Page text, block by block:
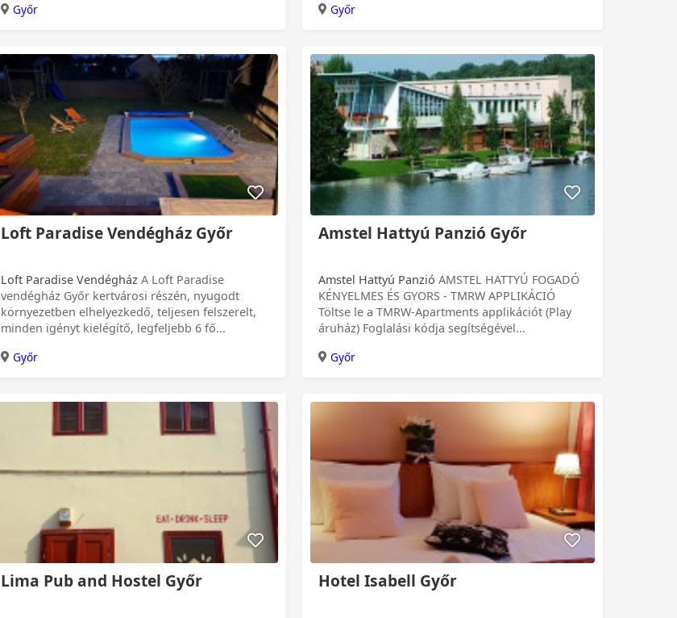
Győr
Győr
Loft Paradise Vendégház Győr
Loft Paradise Vendégház A Loft Paradise
vendégház Győr kertvárosi részén, nyugodt
környezetben elhelyezkedő, teljesen felszerelt,
minden igényt kielégítő, legfeljebb 6 fő...
Győr
Amstel Hattyú Panzió Győr
Amstel Hattyú Panzió
KÉNYELMES ÉS GYORS - TMRW APPLIKÁCIÓ
Töltse le a TMRW-Apartments applikációt (Play
áruház) Foglalási kódja segítségével...
Győr
Lima Pub and Hostel Győr Hotel Isabell Győr